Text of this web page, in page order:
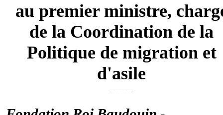
au premier ministre,
de la Coordination de la
Politique de migration et
d'asile